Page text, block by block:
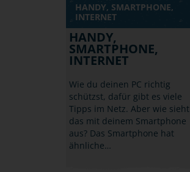
HANDY, SMARTPHONE,
INTERNET
HANDY,
SMARTPHONE,
INTERNET
Wie du deinen PC richtig
schützst, dafür gibt es viele
Tipps im Netz. Aber wie sieht
das mit deinem Smartphone
aus? Das Smartphone hat
ähnliche…